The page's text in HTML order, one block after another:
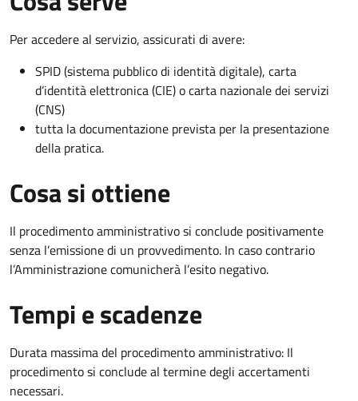
Per accedere al servizio, assicurati di avere:
SPID (sistema pubblico di identità digitale), carta
d’identità elettronica (CIE) o carta nazionale dei servizi
(CNS)
tutta la documentazione prevista per la presentazione
della pratica.
Cosa si ottiene
Il procedimento amministrativo si conclude positivamente
senza l’emissione di un provvedimento. In caso contrario
l’Amministrazione comunicherà l’esito negativo.
Tempi e scadenze
Durata massima del procedimento amministrativo: Il
procedimento si conclude al termine degli accertamenti
necessari.